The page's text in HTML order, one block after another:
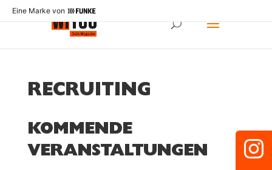
Eine Marke von
RECRUITING
KOMMENDE
VERANSTALTUNGEN